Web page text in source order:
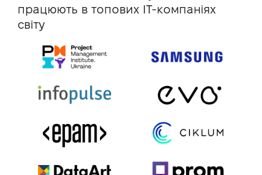
працюють в топових IT-компаніях
світу